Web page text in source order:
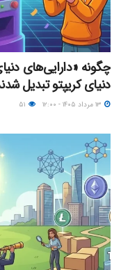
چگونه «دارایی‌های
دنیای کریپتو تبدیل